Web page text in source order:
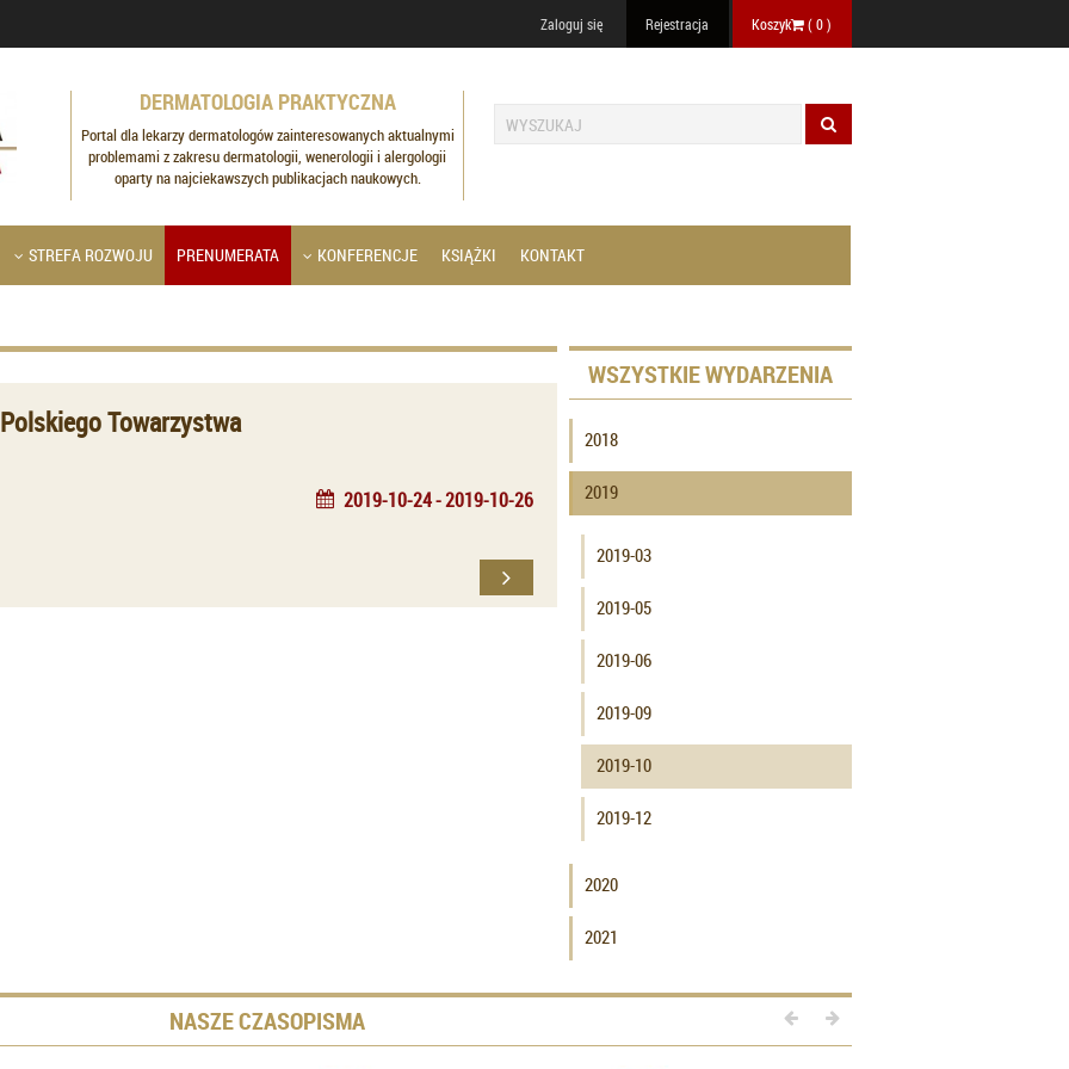
Zaloguj się Rejestracja Koszyk (0)
DERMATOLOGIA PRAKTYCZNA
Portal dla lekarzy dermatologów zainteresowanych aktualnymi
problemami z zakresu dermatologii, wenerologii i alergologii
oparty na najciekawszych publikacjach naukowych.
STREFA ROZWOJU PRENUMERATA KONFERENCJE KSIĄŻKI KONTAKT
2019-10-24 - 2019-10-26
WSZYSTKIE WYDARZENIA
2018
2019
2019-03
2019-05
2019-06
2019-09
2019-10
2019-12
2020
2021
NASZE CZASOPISMA